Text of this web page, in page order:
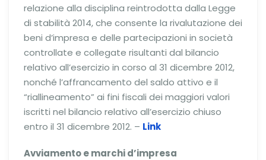
relazione alla disciplina reintrodotta dalla Legge
di stabilità 2014, che consente la rivalutazione dei
beni d’impresa e delle partecipazioni in società
controllate e collegate risultanti dal bilancio
relativo all’esercizio in corso al 31 dicembre 2012,
nonché l’affrancamento del saldo attivo e il
“riallineamento” ai fini fiscali dei maggiori valori
iscritti nel bilancio relativo all’esercizio chiuso
entro il 31 dicembre 2012. – Link
Avviamento e marchi d’impresa